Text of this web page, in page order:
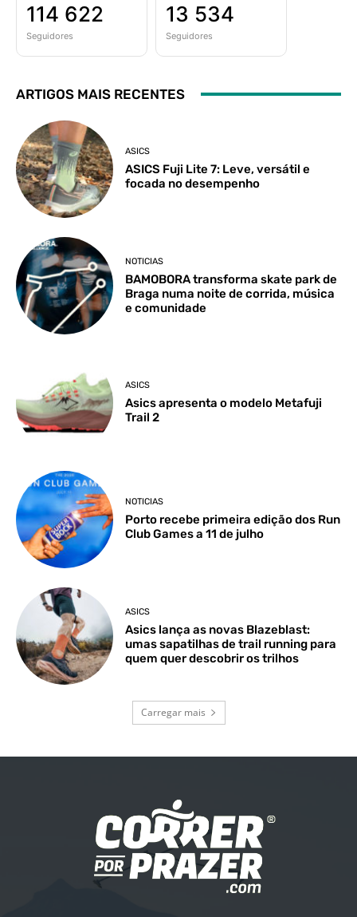
114 622
Seguidores
13 534
Seguidores
ARTIGOS MAIS RECENTES
ASICS
ASICS Fuji Lite 7: Leve, versátil e
focada no desempenho
NOTICIAS
BAMOBORA transforma skate park de
Braga numa noite de corrida, música
e comunidade
ASICS
Asics apresenta o modelo Metafuji
Trail 2
NOTICIAS
Porto recebe primeira edição dos Run
Club Games a 11 de julho
ASICS
Asics lança as novas Blazeblast:
umas sapatilhas de trail running para
quem quer descobrir os trilhos
Carregar mais